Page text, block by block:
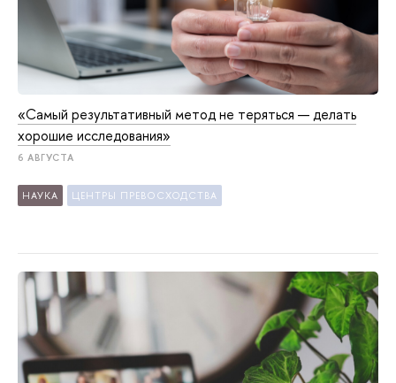
«Самый результативный метод не теряться — делать
хорошие исследования»
6 АВГУСТА
НАУКА ЦЕНТРЫ ПРЕВОСХОДСТВА